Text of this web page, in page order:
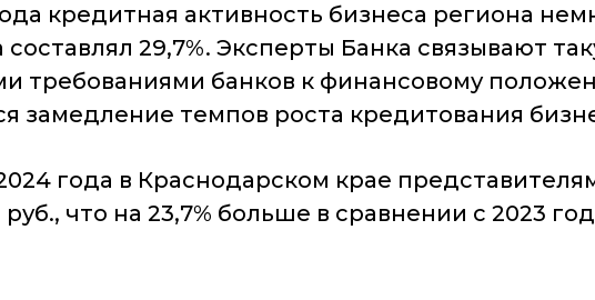
кредитная активность бизнеса региона
29,7%. Эксперты Банка связывают
требованиями банков к финансовому
замедление темпов роста кредитования
года в Краснодарском крае
что на 23,7% больше в сравнении с 2023